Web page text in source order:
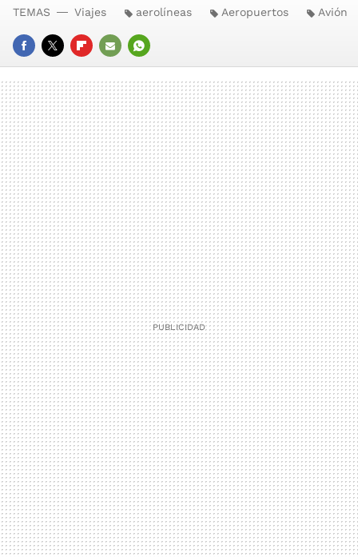
FACEBOOK
TWITTERFLIPBOARD
E-
MAIL
WHATSAPP
TEMAS Viajes aerolíneas Aeropuertos Avión